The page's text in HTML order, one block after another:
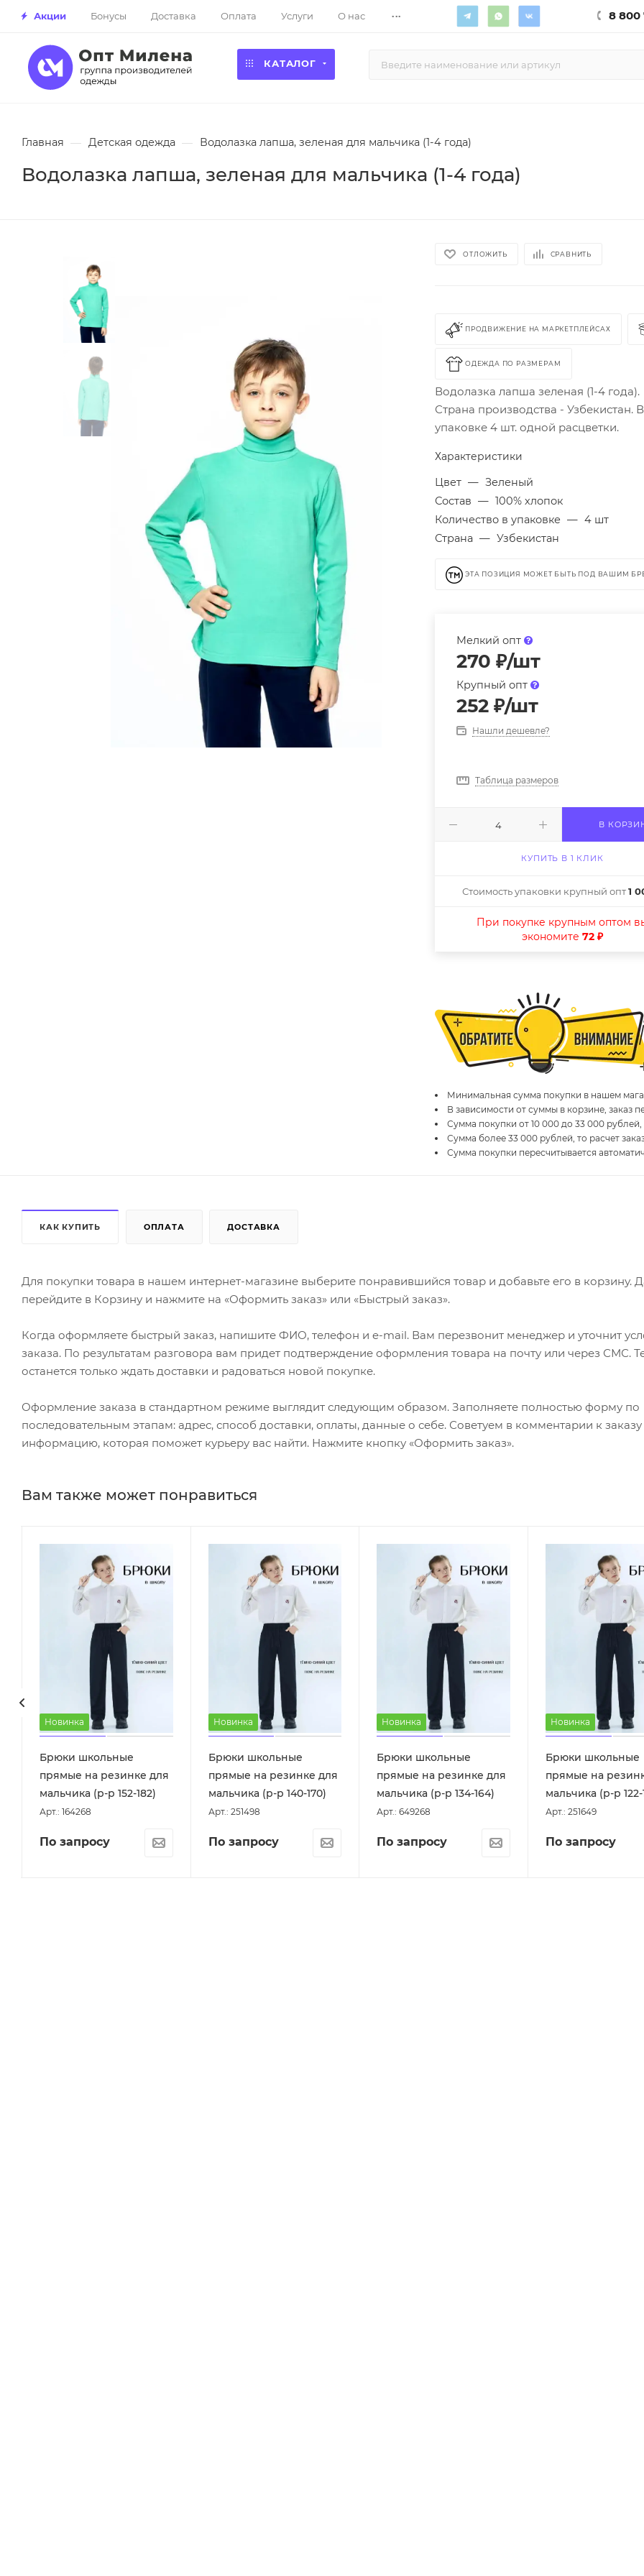
Акции Бонусы Доставка Оплата Услуги О нас ... 8 800
КАТАЛОГ
Главная — Детская одежда — Водолазка лапша, зеленая для мальчика (1-4 года)
Водолазка лапша, зеленая для мальчика (1-4 года)
ОТЛОЖИТЬ СРАВНИТЬ
ПРОДВИЖЕНИЕ НА МАРКЕТПЛЕЙСАХ
ОДЕЖДА ПО РАЗМЕРАМ
Водолазка лапша зеленая (1-4 года).
Страна производства - Узбекистан. В
упаковке 4 шт. одной расцветки.
Характеристики
Цвет — Зеленый
Состав — 100% хлопок
Количество в упаковке — 4 шт
Страна — Узбекистан
ЭТА ПОЗИЦИЯ МОЖЕТ БЫТЬ ПОД ВАШИМ
Мелкий опт
270 ₽/шт
Крупный опт
252 ₽/шт
Нашли дешевле?
Таблица размеров
В
КУПИТЬ В 1 КЛИК
Стоимость упаковки крупный опт1
При покупке крупным оптом
экономите 72 ₽
Минимальная сумма покупки в нашем
В зависимости от суммы в корзине, заказ
Сумма покупки от 10 000 до 33 000 рублей,
Сумма более 33 000 рублей, то расчет
Сумма покупки пересчитывается
КАК КУПИТЬ ОПЛАТА ДОСТАВКА
Для покупки товара в нашем интернет-магазине выберите понравившийся товар и добавьте его в корзину.
перейдите в Корзину и нажмите на «Оформить заказ» или «Быстрый заказ».
Когда оформляете быстрый заказ, напишите ФИО, телефон и e-mail. Вам перезвонит менеджер и уточнит
заказа. По результатам разговора вам придет подтверждение оформления товара на почту или через СМС.
останется только ждать доставки и радоваться новой покупке.
Оформление заказа в стандартном режиме выглядит следующим образом. Заполняете полностью форму по
последовательным этапам: адрес, способ доставки, оплаты, данные о себе. Советуем в комментарии к заказу
информацию, которая поможет курьеру вас найти. Нажмите кнопку «Оформить заказ».
Вам также может понравиться
Новинка
Брюки школьные
прямые на резинке для
мальчика (р-р 152-182)
Арт.: 164268
По запросу
Новинка
Брюки школьные
прямые на резинке для
мальчика (р-р 140-170)
Арт.: 251498
По запросу
Новинка
Брюки школьные
прямые на резинке для
мальчика (р-р 134-164)
Арт.: 649268
По запросу
Новинка
Брюки школьные
прямые на
мальчика (р-р 122-
Арт.: 251649
По запросу